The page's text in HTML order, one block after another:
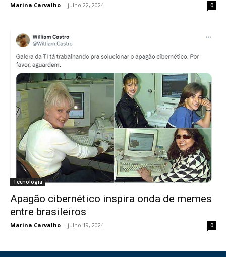
Marina Carvalho - julho 22, 2024 0
Tecnologia
Apagão cibernético inspira onda de memes
entre brasileiros
Marina Carvalho - julho 19, 2024 0